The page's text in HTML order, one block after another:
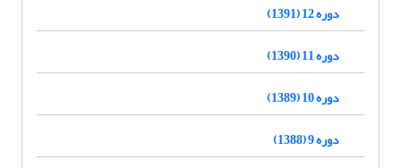
دوره 12 (1391)
دوره 11 (1390)
دوره 10 (1389)
دوره 9 (1388)